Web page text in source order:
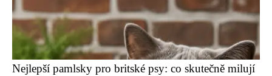
Nejlepší pamlsky pro britské psy: co skutečně milují